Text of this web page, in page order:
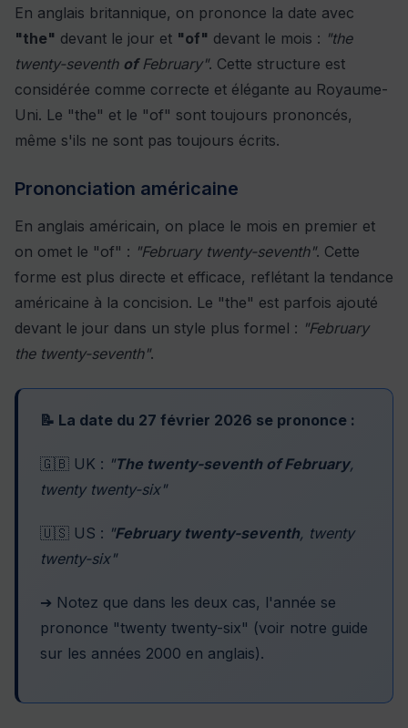
En anglais britannique, on prononce la date avec
"the" devant le jour et "of" devant le mois : "the
twenty-seventh ofFebruary". Cette structure est
considérée comme correcte et élégante au Royaume-
Uni. Le "the" et le "of" sont toujours prononcés,
même s'ils ne sont pas toujours écrits.
Prononciation américaine
En anglais américain, on place le mois en premier et
on omet le "of" : "February twenty-seventh". Cette
forme est plus directe et efficace, reflétant la tendance
américaine à la concision. Le "the" est parfois ajouté
devant le jour dans un style plus formel : "February
the twenty-seventh".
📝 La date du 27 février 2026 se prononce :
🇬🇧 UK : "The twenty-seventh of February,
twenty twenty-six"
🇺🇸 US : "February twenty-seventh, twenty
twenty-six"
➔ Notez que dans les deux cas, l'année se
prononce "twenty twenty-six" (voir notre guide
sur les années 2000 en anglais).